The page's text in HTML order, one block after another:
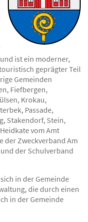
ist ein moderner,
geprägter Teil
Gemeinden
Fiefbergen,
Krokau,
Passade,
Stakendorf, Stein,
vom Amt
der Zweckverband Am
der Schulverband
in der Gemeinde
die durch einen
in der Gemeinde